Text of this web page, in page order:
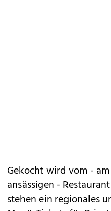
Gekocht wird vom -
ansässigen -
stehen ein regionales